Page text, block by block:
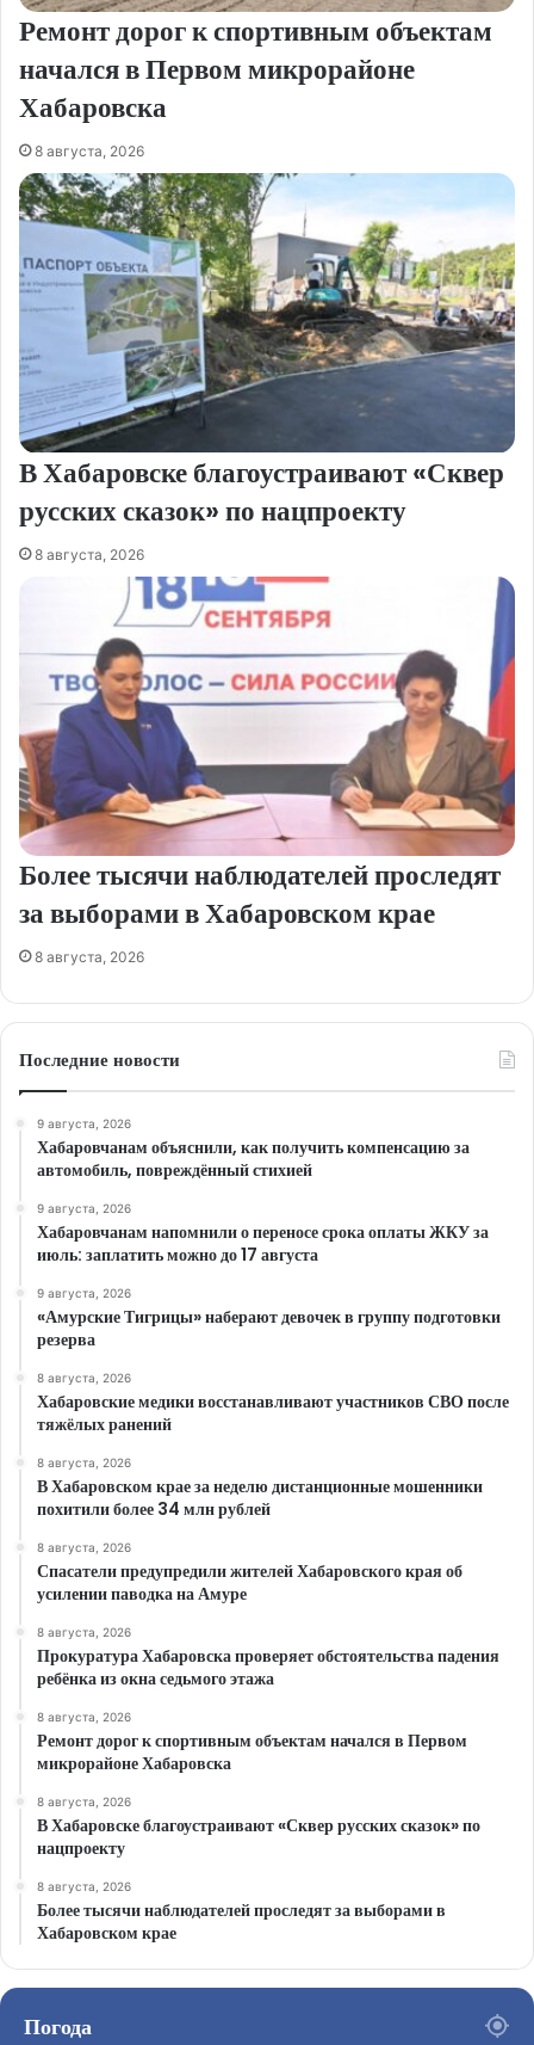
Ремонт дорог к спортивным объектам
начался в Первом микрорайоне
Хабаровска
8 августа, 2026
В Хабаровске благоустраивают «Сквер
русских сказок» по нацпроекту
8 августа, 2026
Более тысячи наблюдателей проследят
за выборами в Хабаровском крае
8 августа, 2026
Последние новости
9 августа, 2026
Хабаровчанам объяснили, как получить компенсацию за
автомобиль, повреждённый стихией
9 августа, 2026
Хабаровчанам напомнили о переносе срока оплаты ЖКУ за
июль: заплатить можно до 17 августа
9 августа, 2026
«Амурские Тигрицы» наберают девочек в группу подготовки
резерва
8 августа, 2026
Хабаровские медики восстанавливают участников СВО после
тяжёлых ранений
8 августа, 2026
В Хабаровском крае за неделю дистанционные мошенники
похитили более 34 млн рублей
8 августа, 2026
Спасатели предупредили жителей Хабаровского края об
усилении паводка на Амуре
8 августа, 2026
Прокуратура Хабаровска проверяет обстоятельства падения
ребёнка из окна седьмого этажа
8 августа, 2026
Ремонт дорог к спортивным объектам начался в Первом
микрорайоне Хабаровска
8 августа, 2026
В Хабаровске благоустраивают «Сквер русских сказок» по
нацпроекту
8 августа, 2026
Более тысячи наблюдателей проследят за выборами в
Хабаровском крае
Погода